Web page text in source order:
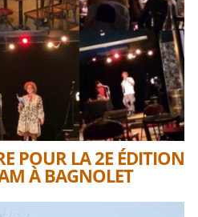
POUR LA 2E ÉDITION
À BAGNOLET